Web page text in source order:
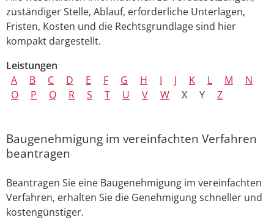
zuständiger Stelle, Ablauf, erforderliche Unterlagen,
Fristen, Kosten und die Rechtsgrundlage sind hier
kompakt dargestellt.
Leistungen
A
B C D E F G H I J K L M
N
O
P Q R S T U V W X Y Z
Baugenehmigung im vereinfachten Verfahren
beantragen
Beantragen Sie eine Baugenehmigung im vereinfachten
Verfahren, erhalten Sie die Genehmigung schneller und
kostengünstiger.